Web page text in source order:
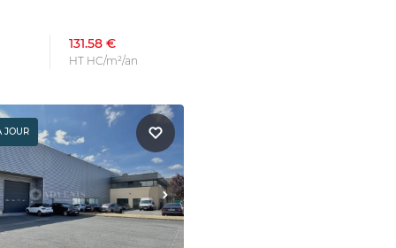
131.58 €
HT HC/m²/an
JOUR